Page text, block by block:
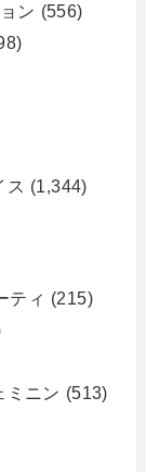
ン (556)
ス (1,344)
ティ (215)
ミニン (513)